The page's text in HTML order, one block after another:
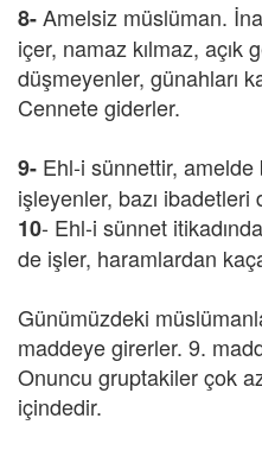
8-Amelsiz müslüman.
içer, namaz kılmaz, açık
düşmeyenler, günahları
Cennete giderler.
9- Ehl-i sünnettir, amelde
işleyenler, bazı ibadetleri
10- Ehl-i sünnet
de işler, haramlardan
Günümüzdeki
maddeye girerler. 9.
Onuncu gruptakiler çok
içindedir.